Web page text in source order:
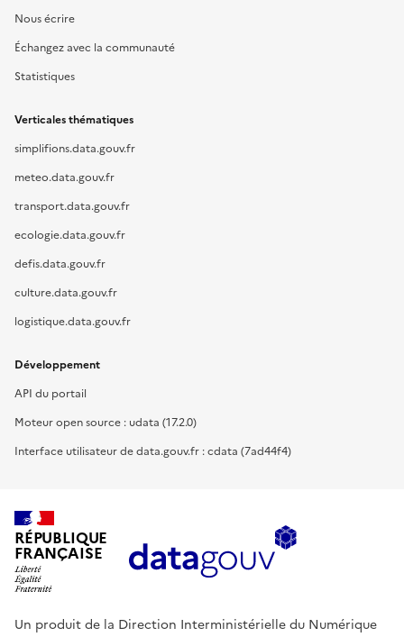
Nous écrire
Échangez avec la communauté
Statistiques
Verticales thématiques
simplifions.data.gouv.fr
meteo.data.gouv.fr
transport.data.gouv.fr
ecologie.data.gouv.fr
defis.data.gouv.fr
culture.data.gouv.fr
logistique.data.gouv.fr
Développement
API du portail
Moteur open source : udata (17.2.0)
Interface utilisateur de data.gouv.fr : cdata (7ad44f4)
RÉPUBLIQUE
FRANÇAISE
Un produit de la Direction Interministérielle du Numérique